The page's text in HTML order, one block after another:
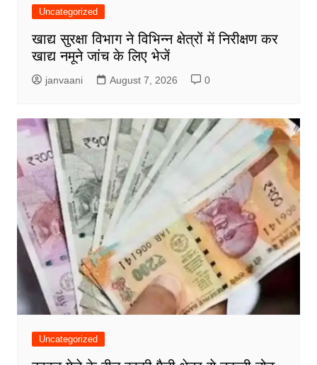
Uncategorized
खाद्य सुरक्षा विभाग ने विभिन्न क्षेत्रों में निरीक्षण कर
खाद्य नमूने जांच के लिए भेजें
janvaani August 7, 2026 0
Uncategorized